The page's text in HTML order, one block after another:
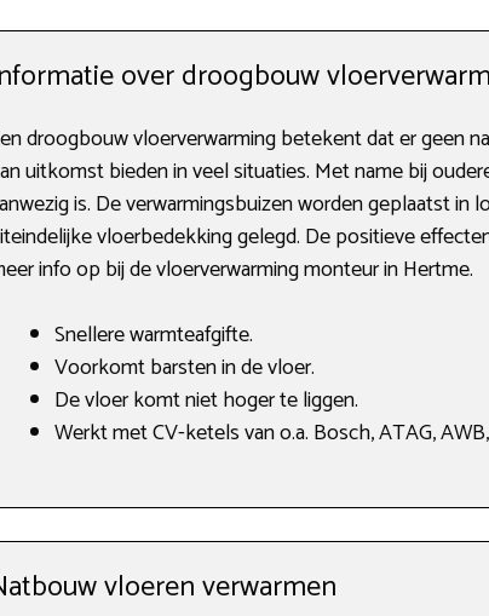
over droogbouw
droogbouw vloerverwarming betekent dat er geen
uitkomst bieden in veel situaties. Met name bij
is. De verwarmingsbuizen worden geplaatst
vloerbedekking gelegd. De positieve
info op bij de vloerverwarming monteur in Hertme.
Snellere warmteafgifte.
Voorkomt barsten in de vloer.
De vloer komt niet hoger te liggen.
Werkt met CV-ketels van o.a. Bosch, ATAG,
vloeren verwarmen